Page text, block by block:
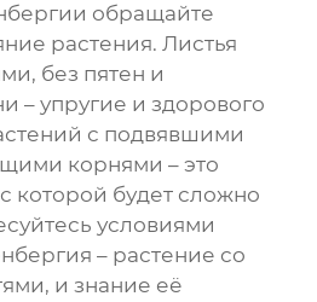
обращайте
растения. Листья
без пятен и
– упругие и здорового
с подвявшими
корнями – это
которой будет сложно
условиями
– растение со
и знание её